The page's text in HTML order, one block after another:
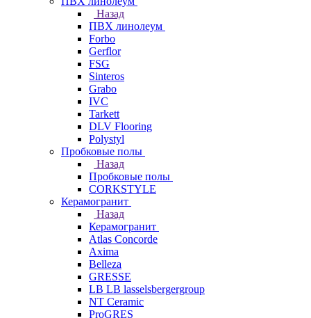
Назад
ПВХ линолеум
Forbo
Gerflor
FSG
Sinteros
Grabo
IVC
Tarkett
DLV Flooring
Polystyl
Пробковые полы
Назад
Пробковые полы
CORKSTYLE
Керамогранит
Назад
Керамогранит
Atlas Concorde
Axima
Belleza
GRESSE
LB LB lasselsbergergroup
NT Ceramic
ProGRES